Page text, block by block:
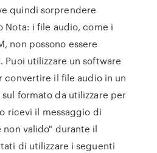
quindi sorprendere
i file audio, come i
non possono essere
Puoi utilizzare un software
il file audio in un
formato da utilizzare per
ricevi il messaggio di
valido" durante il
di utilizzare i seguenti